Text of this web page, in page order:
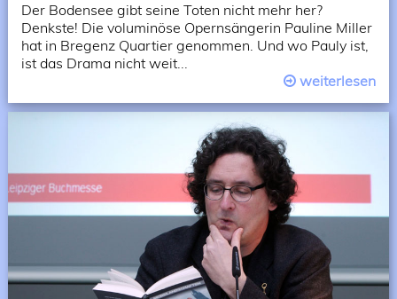
Der Bodensee gibt seine Toten nicht mehr her?
Denkste! Die voluminöse Opernsängerin Pauline Miller
hat in Bregenz Quartier genommen. Und wo Pauly ist,
ist das Drama nicht weit...
weiterlesen